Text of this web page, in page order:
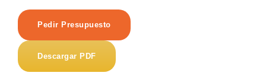
Pedir Presupuesto
Descargar PDF